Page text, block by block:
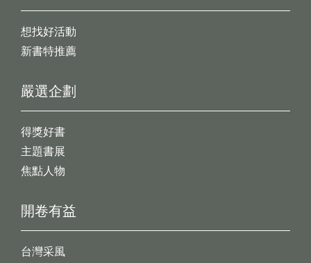
想找好活動
新書特推薦
開卷有益
台灣采風
嚴選企劃
得獎好書
主題書展
焦點人物